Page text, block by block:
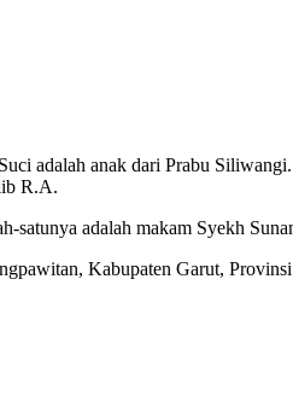
adalah anak dari Prabu
R.A.
satunya adalah makam Syekh
Kabupaten Garut,